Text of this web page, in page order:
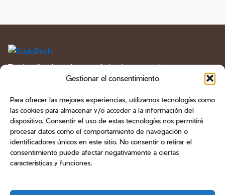
Gestionar el consentimiento
Para ofrecer las mejores experiencias, utilizamos tecnologías como
las cookies para almacenar y/o acceder a la información del
dispositivo. Consentir el uso de estas tecnologías nos permitirá
procesar datos como el comportamiento de navegación o
identificadores únicos en este sitio. No consentir o retirar el
consentimiento puede afectar negativamente a ciertas
características y funciones.
Tienda online de productos profesionales para manicura
y pedicura en España. Geles, esmaltes, bases, líquidos
CATÁLOGO
ATENCIÓN AL CLIENTE
CONTACTO
+34 603 470 905